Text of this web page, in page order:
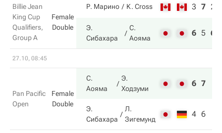
Billie Jean
King Cup
Qualifiers,
Group A
Female
Double
Р. Марино K. Cross 3 7 2
Э.
Сибахара
С.
Аояма
6 5 6
27.10, 08:45
Pan Pacific
Open
Female
Double
С.
Аояма
Э.
Ходзуми
6 7
Э.
Сибахара
Л.
Зигемунд
4 6